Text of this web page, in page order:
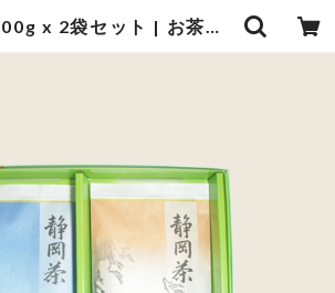
山香 100g x 2袋セット | お茶の光緑園